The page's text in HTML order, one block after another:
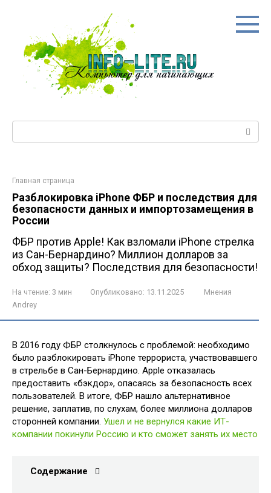
Главная страница
Разблокировка iPhone ФБР и последствия для
безопасности данных и импортозамещения в
России
ФБР против Apple! Как взломали iPhone стрелка
из Сан-Бернардино? Миллион долларов за
обход защиты? Последствия для безопасности!
На чтение: 3 мин Опубликовано: 13.11.2025
Мнения
Andrey
В 2016 году ФБР столкнулось с проблемой: необходимо
было разблокировать iPhone террориста, участвовавшего
в стрельбе в Сан-Бернардино. Apple отказалась
предоставить «бэкдор», опасаясь за безопасность всех
пользователей. В итоге, ФБР нашло альтернативное
решение, заплатив, по слухам, более миллиона долларов
сторонней компании. Ушел и не вернулся какие ИТ-
компании покинули Россию и кто сможет занять их место
Содержание